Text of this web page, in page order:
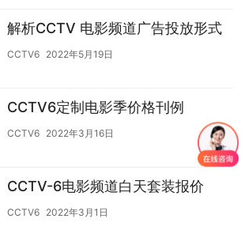
解析CCTV 电影频道广告投放形式
CCTV6 2022年5月19日
CCTV6定制电影季价格刊例
CCTV6 2022年3月16日
CCTV-6电影频道白天套装报价
CCTV6 2022年3月1日